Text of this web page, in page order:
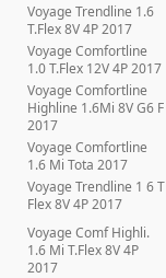
Voyage Trendline 1.6
T.Flex 8V 4P 2017
Voyage Comfortline
1.0 T.Flex 12V 4P 2017
Voyage Comfortline
Highline 1.6Mi 8V G6 F
2017
Voyage Comfortline
1.6 Mi Tota 2017
Voyage Trendline 1 6 T
Flex 8V 4P 2017
Voyage Comf Highli.
1.6 Mi T.Flex 8V 4P
2017